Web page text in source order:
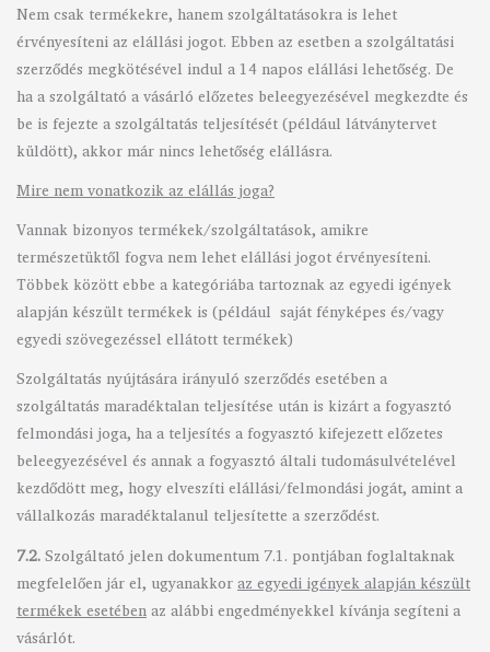
Nem csak termékekre, hanem szolgáltatásokra is lehet
érvényesíteni az elállási jogot. Ebben az esetben a szolgáltatási
szerződés megkötésével indul a 14 napos elállási lehetőség. De
ha a szolgáltató a vásárló előzetes beleegyezésével megkezdte és
be is fejezte a szolgáltatás teljesítését (például látványtervet
küldött), akkor már nincs lehetőség elállásra.
Mire nem vonatkozik az elállás joga?
Vannak bizonyos termékek/szolgáltatások, amikre
természetüktől fogva nem lehet elállási jogot érvényesíteni.
Többek között ebbe a kategóriába tartoznak az egyedi igények
alapján készült termékek is (például saját fényképes és/vagy
egyedi szövegezéssel ellátott termékek)
Szolgáltatás nyújtására irányuló szerződés esetében a
szolgáltatás maradéktalan teljesítése után is kizárt a fogyasztó
felmondási joga, ha a teljesítés a fogyasztó kifejezett előzetes
beleegyezésével és annak a fogyasztó általi tudomásulvételével
kezdődött meg, hogy elveszíti elállási/felmondási jogát, amint a
vállalkozás maradéktalanul teljesítette a szerződést.
7.2.Szolgáltató jelen dokumentum 7.1. pontjában foglaltaknak
megfelelően jár el, ugyanakkoraz egyedi igények alapján készült
termékek esetébenaz alábbi engedményekkel kívánja segíteni a
vásárlót.